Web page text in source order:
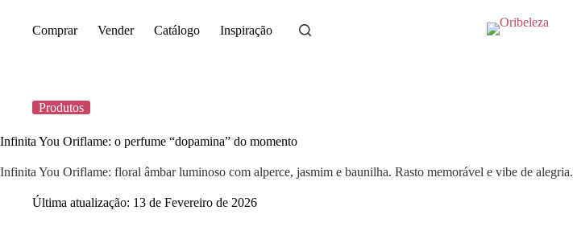
Comprar Vender Catálogo Inspiração
Produtos
Infinita You Oriflame: o perfume “dopamina” do momento
Infinita You Oriflame: floral âmbar luminoso com alperce, jasmim e baunilha. Rasto memorável e vibe de alegria.
Última atualização: 13 de Fevereiro de 2026